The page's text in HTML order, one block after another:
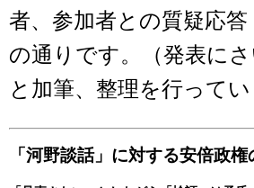
者、参加者との質疑応答
の通りです。（発表に
と加筆、整理を行ってい
「河野談話」に対する安倍政